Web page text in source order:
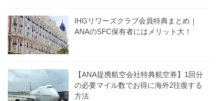
IHGリワーズクラブ会員特典まとめ｜
ANAのSFC保有者にはメリット大！
【ANA提携航空会社特典航空券】1回分
の必要マイル数でお得に海外2往復する
方法